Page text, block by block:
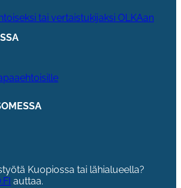
tai vertaistukijaksi OLKAan
Kuopiossa tai lähialueella?
auttaa.